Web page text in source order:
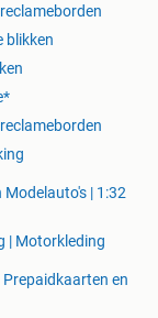
blikken
Modelauto's | 1:32
| Motorkleding
Prepaidkaarten en